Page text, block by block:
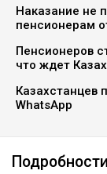
Наказание не
пенсионерам
Пенсионеров
что ждет
Казахстанцев
WhatsApp
Подробности